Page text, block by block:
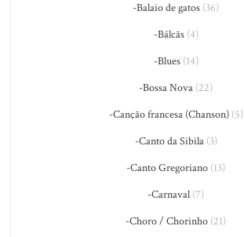
-Balaio de gatos (36)
-Bálcãs(4)
-Blues(14)
-Bossa Nova (22)
-Canção francesa (Chanson)(5)
-Canto da Sibila(3)
-Canto Gregoriano (13)
-Carnaval (7)
-Choro / Chorinho (21)